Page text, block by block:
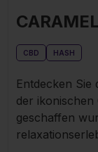
CBD HASH
Entdecken Sie
der
geschaffen